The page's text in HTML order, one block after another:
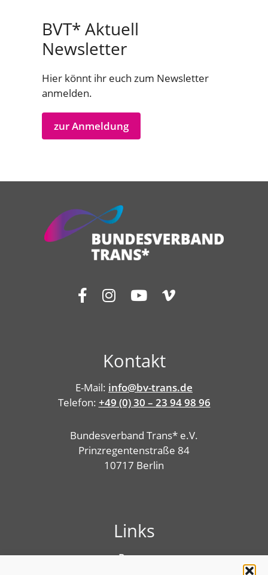
BVT* Aktuell
Newsletter
Hier könnt ihr euch zum Newsletter
anmelden.
zur Anmeldung
Kontakt
E-Mail: info@bv-trans.de
Telefon: +49 (0) 30 – 23 94 98 96
Bundesverband Trans* e.V.
Prinzregentenstraße 84
10717 Berlin
Links
Presse